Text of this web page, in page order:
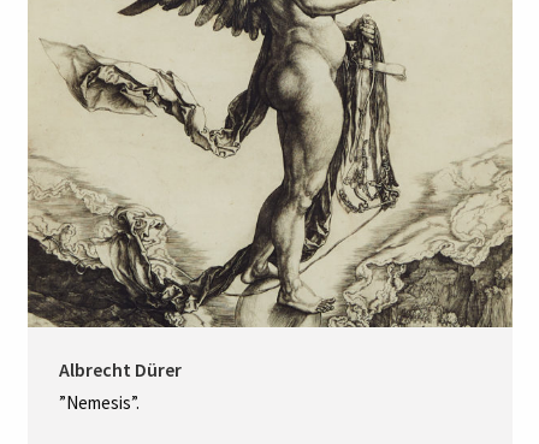
Albrecht Dürer
”Nemesis”.